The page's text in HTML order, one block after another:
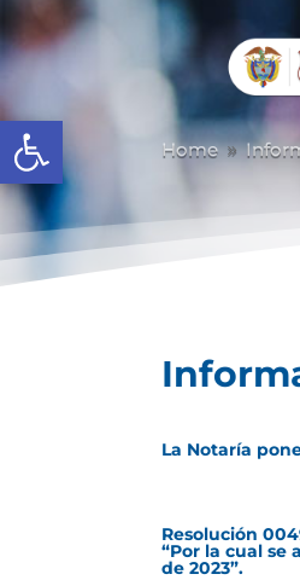
Abrir barra de herramientas
Home 9
La Notaría
Resolución
“Por la cual se
de 2023”.